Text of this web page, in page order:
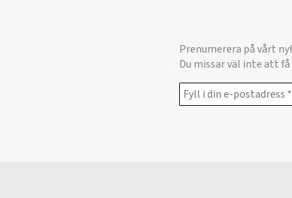
Prenumerera på vårt
Du missar väl inte att